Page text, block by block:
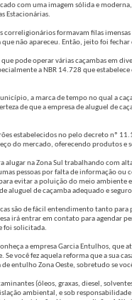
com uma imagem sólida e
Estacionárias.
formavam filas
não apareceu. Então, jeito foi
pode operar várias caçambas em
a NBR 14.728 que
a marca de tempo no qual a
de que a empresa de aluguel de
estabelecidos no pelo decreto nº
do mercado, oferecendo produtos e
na Zona Sul trabalhando com
pessoas por falta de informação
evitar a poluição do meio ambiente
aluguel de caçamba adequado e
são de fácil entendimento tanto para
irá entrar em contato para agendar
foi solicitada.
a empresa Garcia Entulhos, que
você fez aquela reforma que a sua
entulho Zona Oeste, sobretudo se
(óleos, graxas, diesel,
ambiental, e sob